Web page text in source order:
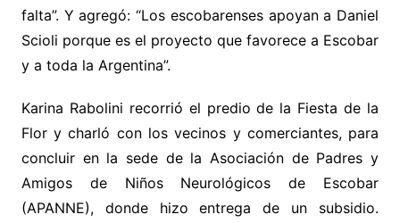
falta”. Y agregó: “Los escobarenses apoyan a Daniel
Scioli porque es el proyecto que favorece a Escobar
y a toda la Argentina”.
Karina Rabolini recorrió el predio de la Fiesta de la
Flor y charló con los vecinos y comerciantes, para
concluir en la sede de la Asociación de Padres y
Amigos de Niños Neurológicos de Escobar
(APANNE), donde hizo entrega de un subsidio.